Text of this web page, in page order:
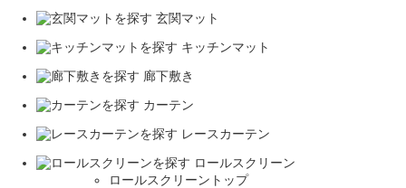
玄関マット
キッチンマット
廊下敷き
カーテン
レースカーテン
ロールスクリーン
ロールスクリーントップ